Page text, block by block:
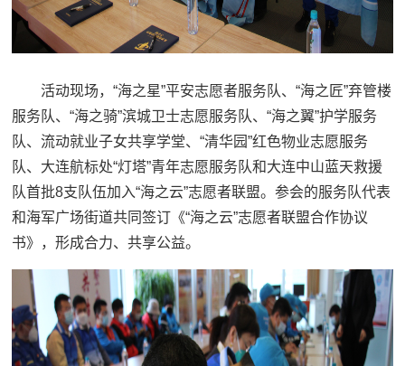
活动现场，“海之星”平安志愿者服务队、“海之匠”弃管楼
服务队、“海之骑”滨城卫士志愿服务队、“海之翼”护学服务
队、流动就业子女共享学堂、“清华园”红色物业志愿服务
队、大连航标处“灯塔”青年志愿服务队和大连中山蓝天救援
队首批8支队伍加入“海之云”志愿者联盟。参会的服务队代表
和海军广场街道共同签订《“海之云”志愿者联盟合作协议
书》，形成合力、共享公益。